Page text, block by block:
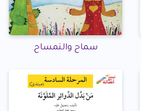
سماح والتمساح